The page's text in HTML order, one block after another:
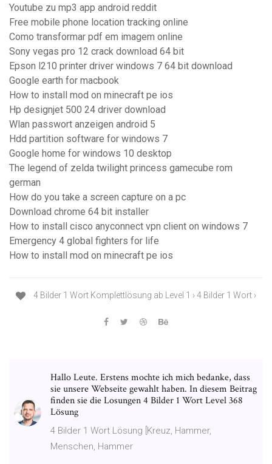
Youtube zu mp3 app android reddit
Free mobile phone location tracking online
Como transformar pdf em imagem online
Sony vegas pro 12 crack download 64 bit
Epson l210 printer driver windows 7 64 bit download
Google earth for macbook
How to install mod on minecraft pe ios
Hp designjet 500 24 driver download
Wlan passwort anzeigen android 5
Hdd partition software for windows 7
Google home for windows 10 desktop
The legend of zelda twilight princess gamecube rom
german
How do you take a screen capture on a pc
Download chrome 64 bit installer
How to install cisco anyconnect vpn client on windows 7
Emergency 4 global fighters for life
How to install mod on minecraft pe ios
4 Bilder 1 Wort Komplettlösung ab Level 1 › 4 Bilder 1 Wort ›
Hallo Leute. Erstens mochte ich mich bedanke, dass
sie unsere Webseite gewahlt haben. In diesem Beitrag
finden sie die Losungen 4 Bilder 1 Wort Level 368
Lösung
4 Bilder 1 Wort Lösung [Kreuz, Hammer,
Menschen, Hammer